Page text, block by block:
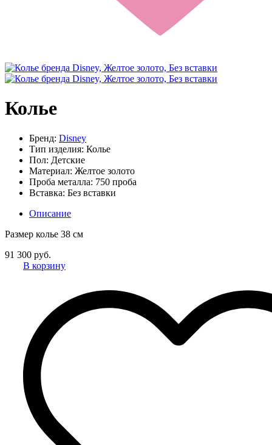
Колье
Бренд: Disney
Тип изделия: Колье
Пол: Детские
Материал: Желтое золото
Проба металла: 750 проба
Вставка: Без вставки
Описание
Размер колье 38 см
91 300 руб.
В корзину